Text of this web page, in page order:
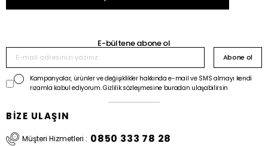
E-bültene abone ol
Abone ol
Kampanyalar, ürünler ve değişiklikler hakkında e-mail ve SMS almayı kendi
rızamla kabul ediyorum. Gizlilik sözleşmesine buradan ulaşabilirsin
BİZE ULAŞIN
Müşteri Hizmetleri : 0850 333 78 28